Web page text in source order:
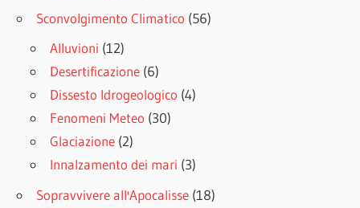
Sconvolgimento Climatico (56)
Alluvioni (12)
Desertificazione (6)
Dissesto Idrogeologico (4)
Fenomeni Meteo (30)
Glaciazione (2)
Innalzamento dei mari (3)
Sopravvivere all'Apocalisse (18)